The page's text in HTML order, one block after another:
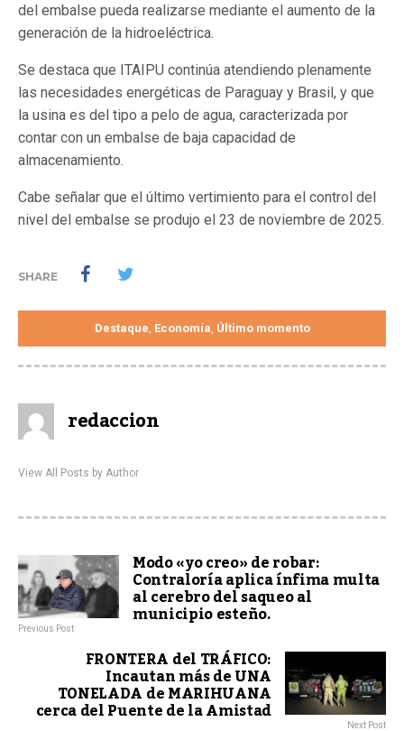
del embalse pueda realizarse mediante el aumento de la
generación de la hidroeléctrica.
Se destaca que ITAIPU continúa atendiendo plenamente
las necesidades energéticas de Paraguay y Brasil, y que
la usina es del tipo a pelo de agua, caracterizada por
contar con un embalse de baja capacidad de
almacenamiento.
Cabe señalar que el último vertimiento para el control del
nivel del embalse se produjo el 23 de noviembre de 2025.
SHARE
Destaque Economía Último momento
redaccion
View All Posts by Author
Modo «yo creo» de robar:
Contraloría aplica ínfima multa
al cerebro del saqueo al
municipio esteño.
Previous Post
FRONTERA del TRÁFICO:
Incautan más de UNA
TONELADA de MARIHUANA
cerca del Puente de la Amistad Next Post